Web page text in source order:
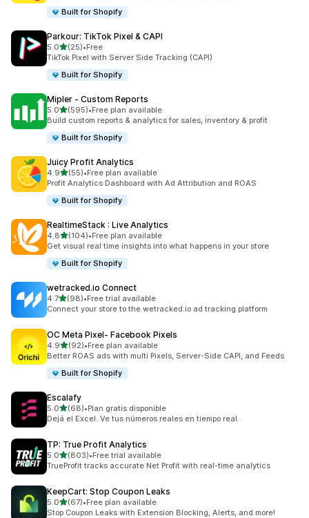
Built for Shopify
Parkour: TikTok Pixel & CAPI
5.0별 5개 중
(25)
총 리뷰 25개
•Free
TikTok Pixel with Server Side Tracking (CAPI)
Built for Shopify
Mipler ‑ Custom Reports
5.0별 5개 중
(595)
총 리뷰 595개
•Free plan available
Build custom reports & analytics for sales, inventory & profit
Built for Shopify
Juicy Profit Analytics
4.9별 5개 중
(55)
총 리뷰 55개
•Free plan available
Profit Analytics Dashboard with Ad Attribution and ROAS
Built for Shopify
RealtimeStack : Live Analytics
4.8별 5개 중
(104)
총 리뷰 104개
•Free plan available
Get visual real time insights into what happens in your store
Built for Shopify
wetracked.io Connect
4.7별 5개 중
(98)
총 리뷰 98개
•Free trial available
Connect your store to the wetracked.io ad tracking platform
OC Meta Pixel‑ Facebook Pixels
4.9별 5개 중
(92)
총 리뷰 92개
•Free plan available
Better ROAS ads with multi Pixels, Server-Side CAPI, and Feeds
Built for Shopify
Escalafy
5.0별 5개 중
(68)
총 리뷰 68개
•Plan gratis disponible
Dejá el Excel. Ve tus números reales en tiempo real.
TP: True Profit Analytics
5.0별 5개 중
(803)
총 리뷰 803개
•Free trial available
TrueProfit tracks accurate Net Profit with real-time analytics
KeepCart: Stop Coupon Leaks
5.0별 5개 중
(67)
총 리뷰 67개
•Free plan available
Stop Coupon Leaks with Extension Blocking, Alerts, and more!